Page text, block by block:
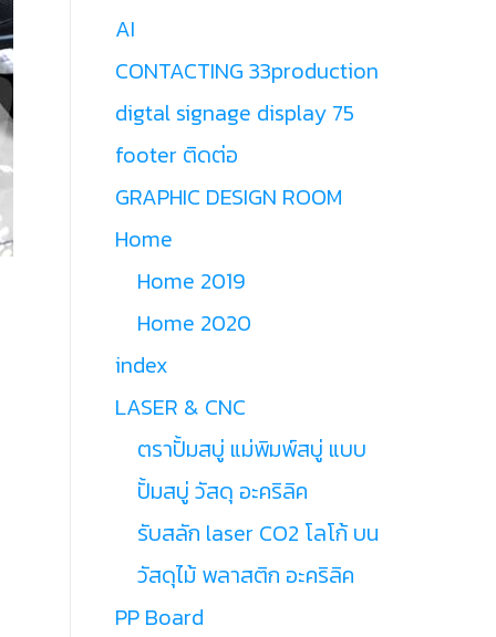
AI
CONTACTING 33production
digtal signage display 75
footer ติดต่อ
GRAPHIC DESIGN ROOM
Home
Home 2019
Home 2020
index
LASER & CNC
ตราปั้มสบู่ แม่พิมพ์สบู่ แบบ
ปั้มสบู่ วัสดุ อะคริลิค
รับสลัก laser CO2 โลโก้ บน
วัสดุไม้ พลาสติก อะคริลิค
PP Board